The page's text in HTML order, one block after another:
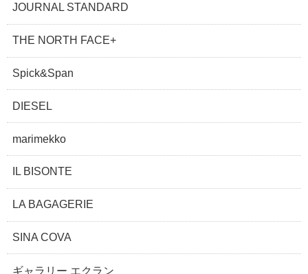
JOURNAL STANDARD
THE NORTH FACE+
Spick&Span
DIESEL
marimekko
IL BISONTE
LA BAGAGERIE
SINA COVA
ギャラリー エクラン